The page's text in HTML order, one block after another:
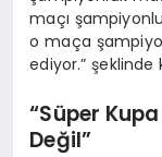
maçı
o maça
ediyor.” şeklinde
“Süper
Değil”